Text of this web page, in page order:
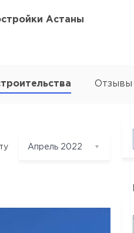
Астаны
Отзывы
Апрель 2022